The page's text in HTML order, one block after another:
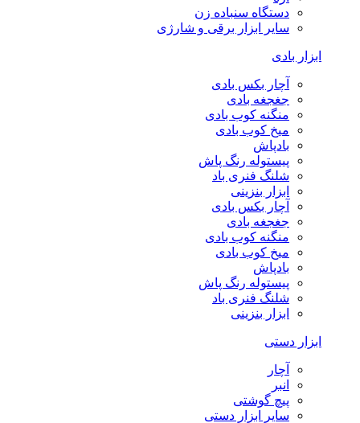
دستگاه سنباده زن
سایر ابزار برقی و شارژی
ابزار بادی
آچار بکس بادی
جغجغه بادی
منگنه کوب بادی
میخ کوب بادی
بادپاش
پیستوله رنگ پاش
شلنگ فنری باد
ابزار بنزینی
آچار بکس بادی
جغجغه بادی
منگنه کوب بادی
میخ کوب بادی
بادپاش
پیستوله رنگ پاش
شلنگ فنری باد
ابزار بنزینی
ابزار دستی
آچار
انبر
پیچ گوشتی
سایر ابزار دستی